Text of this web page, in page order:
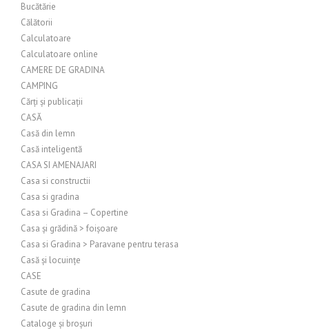
Bucătărie
Călătorii
Calculatoare
Calculatoare online
CAMERE DE GRADINA
CAMPING
Cărți și publicații
CASĂ
Casă din lemn
Casă inteligentă
CASA SI AMENAJARI
Casa si constructii
Casa si gradina
Casa si Gradina – Copertine
Casa și grădină > foișoare
Casa si Gradina > Paravane pentru terasa
Casă și locuințe
CASE
Casute de gradina
Casute de gradina din lemn
Cataloge și broșuri